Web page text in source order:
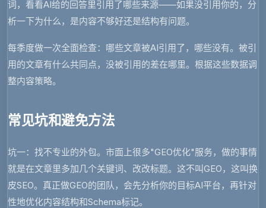
词，看看AI给的回答里引用了哪些来源——如果没引用你的，分
析一下为什么，是内容不够好还是结构有问题。
每季度做一次全面检查：哪些文章被AI引用了，哪些没有。被引
用的文章有什么共同点，没被引用的差在哪里。根据这些数据调
整内容策略。
常见坑和避免方法
坑一：找不专业的外包。市面上很多"GEO优化"服务，做的事情
就是在文章里多加几个关键词、改改标题。这不叫GEO，这叫换
皮SEO。真正做GEO的团队，会先分析你的目标AI平台，再针对
性地优化内容结构和Schema标记。